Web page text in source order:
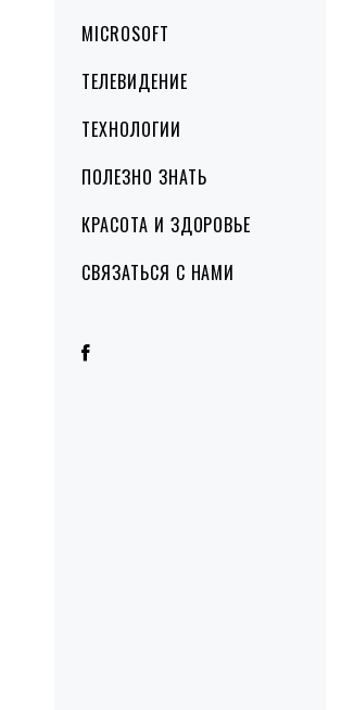
MICROSOFT
ТЕЛЕВИДЕНИЕ
ТЕХНОЛОГИИ
ПОЛЕЗНО ЗНАТЬ
КРАСОТА И ЗДОРОВЬЕ
СВЯЗАТЬСЯ С НАМИ